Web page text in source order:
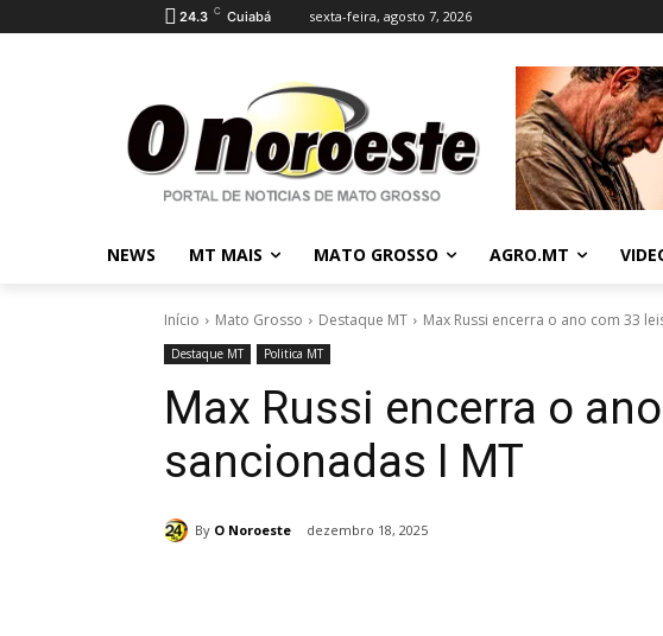
24.3 C Cuiabá sexta-feira, agosto 7, 2026
NEWS MT MAIS MATO GROSSO AGRO.MT
Início Mato Grosso Destaque MT Max Russi encerra o ano com 33
Destaque MT Politica MT
Max Russi encerra o
sancionadas I MT
By O Noroeste dezembro 18, 2025